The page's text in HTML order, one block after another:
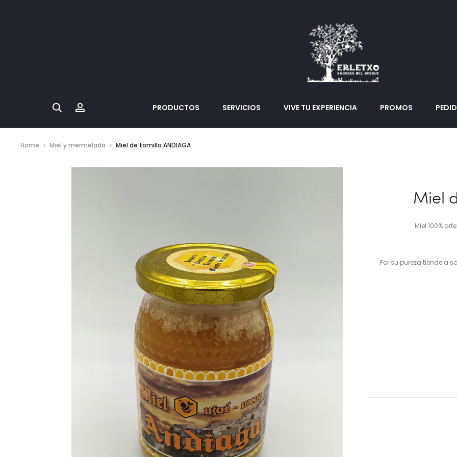
Search PRODUCTOS SERVICIOS VIVE TU EXPERIENCIA PROMOS
Home Miel y mermelada Miel de tomillo ANDIAGA
Miel
Miel 100%
Por su pureza tiende a